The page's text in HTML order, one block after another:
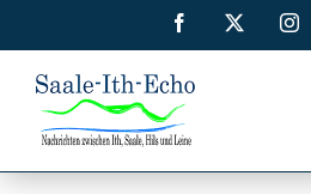
Inhalt
springen
Facebook